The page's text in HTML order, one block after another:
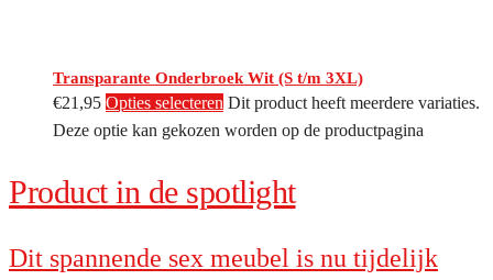
Transparante Onderbroek Wit (S t/m 3XL)
€21,95 Opties selecteren Dit product heeft meerdere variaties.
Deze optie kan gekozen worden op de productpagina
Product in de spotlight
Dit spannende sex meubel is nu tijdelijk